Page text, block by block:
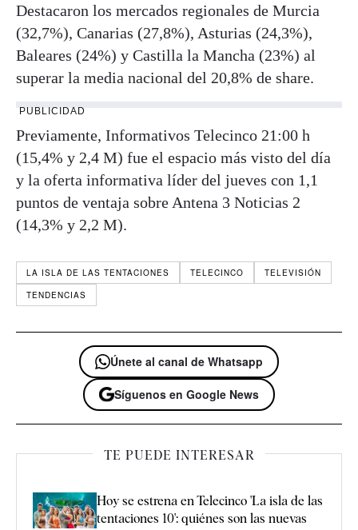
Destacaron los mercados regionales de Murcia
(32,7%), Canarias (27,8%), Asturias (24,3%),
Baleares (24%) y Castilla la Mancha (23%) al
superar la media nacional del 20,8% de share.
PUBLICIDAD
Previamente, Informativos Telecinco 21:00 h
(15,4% y 2,4 M) fue el espacio más visto del día
y la oferta informativa líder del jueves con 1,1
puntos de ventaja sobre Antena 3 Noticias 2
(14,3% y 2,2 M).
LA ISLA DE LAS TENTACIONES TELECINCO
TELEVISIÓN
TENDENCIAS
Únete al canal de Whatsapp
Síguenos en Google News
TE PUEDE INTERESAR
Hoy se estrena en Telecinco 'La isla de las
tentaciones 10': quiénes son las nuevas